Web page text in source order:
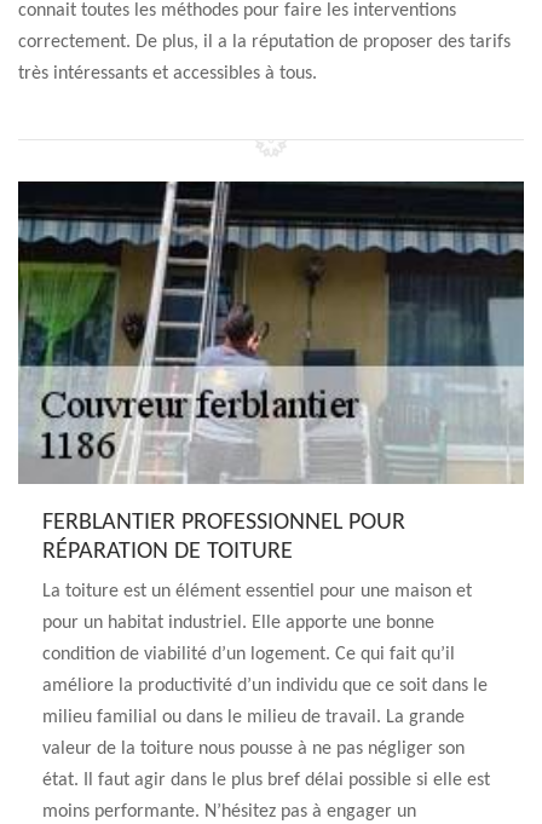
connait toutes les méthodes pour faire les interventions
correctement. De plus, il a la réputation de proposer des tarifs
très intéressants et accessibles à tous.
FERBLANTIER PROFESSIONNEL POUR
RÉPARATION DE TOITURE
La toiture est un élément essentiel pour une maison et
pour un habitat industriel. Elle apporte une bonne
condition de viabilité d’un logement. Ce qui fait qu’il
améliore la productivité d’un individu que ce soit dans le
milieu familial ou dans le milieu de travail. La grande
valeur de la toiture nous pousse à ne pas négliger son
état. Il faut agir dans le plus bref délai possible si elle est
moins performante. N’hésitez pas à engager un